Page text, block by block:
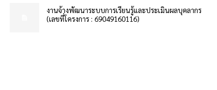
งานจ้างพัฒนาระบบการเรียนรู้และประเมินผลบุคลากร
(เลขที่โครงการ : 69049160116)